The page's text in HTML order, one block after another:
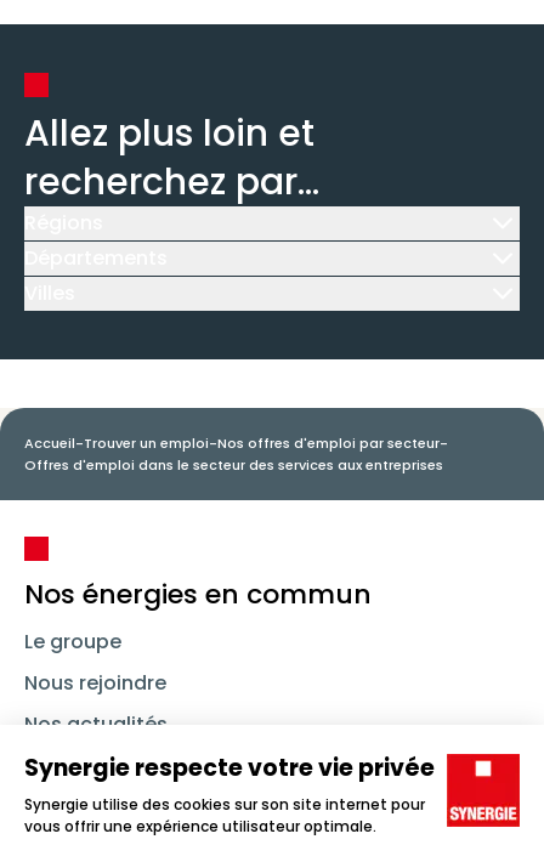
Allez plus loin et
recherchez par...
Accueil-Trouver un emploi-Nos offres d'emploi par secteur-
Offres d'emploi dans le secteur des services aux entreprises
Nos énergies en commun
Le groupe
Nous rejoindre
Nos actualités
Nous contacter